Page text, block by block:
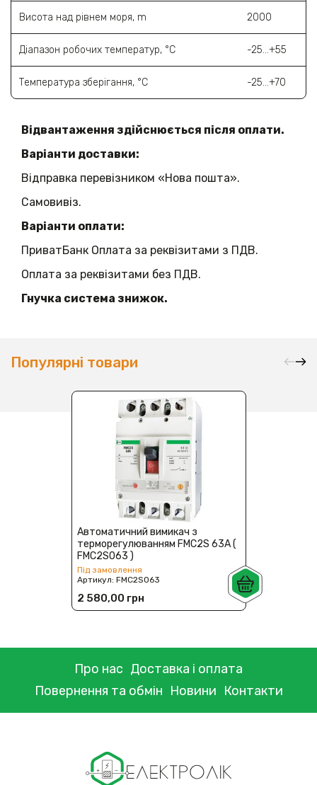
Висота над рівнем моря, m 2000
Діапазон робочих температур, °C -25…+55
Температура зберігання, °C -25…+70
Відвантаження здійснюється після оплати.
Варіанти доставки:
Відправка перевізником «Нова пошта».
Самовивіз.
Варіанти оплати:
ПриватБанк Оплата за реквізитами з ПДВ.
Оплата за реквізитами без ПДВ.
Гнучка система знижок.
Популярні товари
Автоматичний вимикач з
терморегулюванням FMC2S 63А (
FMC2S063 )
Під замовлення
Артикул:FMC2S063
2 580,00 грн
Про нас Доставка і оплата
Повернення та обмін Новини Контакти